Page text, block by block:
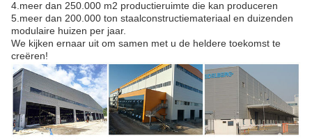
4.meer dan 250.000 m2 productieruimte die kan produceren
5.meer dan 200.000 ton staalconstructiemateriaal en duizenden
modulaire huizen per jaar.
We kijken ernaar uit om samen met u de heldere toekomst te
creëren!